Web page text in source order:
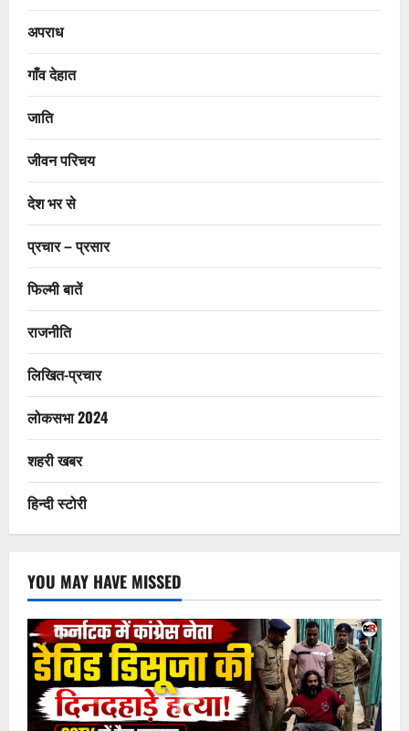
अपराध
गाँव देहात
जाति
जीवन परिचय
देश भर से
प्रचार – प्रसार
फिल्मी बातें
राजनीति
लिखित-प्रचार
लोकसभा 2024
शहरी खबर
हिन्दी स्टोरी
YOU MAY HAVE MISSED